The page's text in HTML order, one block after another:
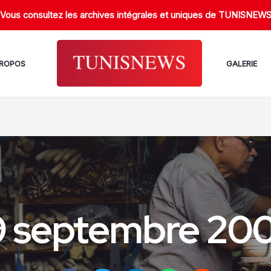
Vous consultez les archives intégrales et uniques de TUNISNEWS
GALERIE
septembre